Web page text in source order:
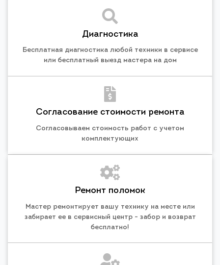
Диагностика
Бесплатная диагностика любой техники в сервисе
или бесплатный выезд мастера на дом
Согласование стоимости ремонта
Согласовываем стоимость работ с учетом
комплектующих
Ремонт поломок
Мастер ремонтирует вашу технику на месте или
забирает ее в сервисный центр - забор и возврат
бесплатно!